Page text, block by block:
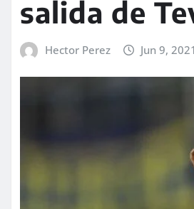
salida de
Hector Perez Jun 9, 2021